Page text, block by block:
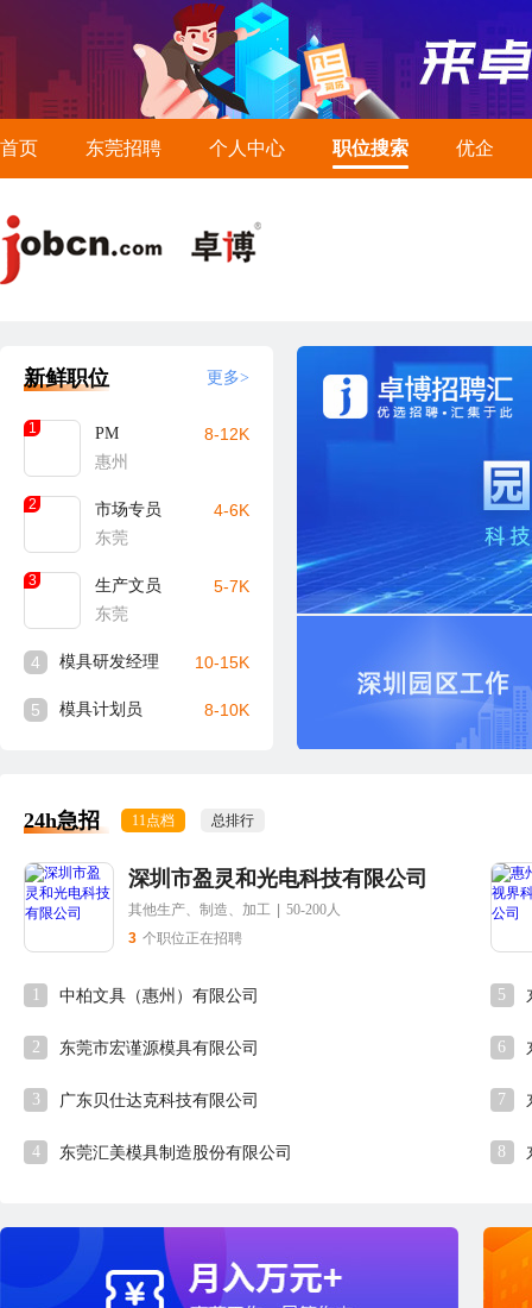
首页 东莞招聘 个人中心 职位搜索 优企
新鲜职位 更多>
1
PM
惠州
8-12K
2
市场专员
东莞
4-6K
3
生产文员
东莞
5-7K
4 模具研发经理 10-15K
5 模具计划员 8-10K
24h急招 11点档 总排行
深圳市盈灵和光电科技有限公司
其他生产、制造、加工
50-200人
3 个职位正在招聘
1 中柏文具（惠州）有限公司
2 东莞市宏谨源模具有限公司
3 广东贝仕达克科技有限公司
4 东莞汇美模具制造股份有限公司
5
6
7
8